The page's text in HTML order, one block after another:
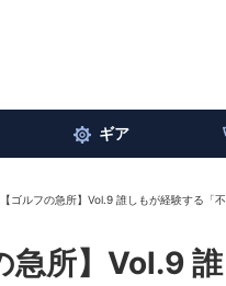
ギア
【ゴルフの急所】Vol.9 誰しもが経験する「
急所】Vol.9